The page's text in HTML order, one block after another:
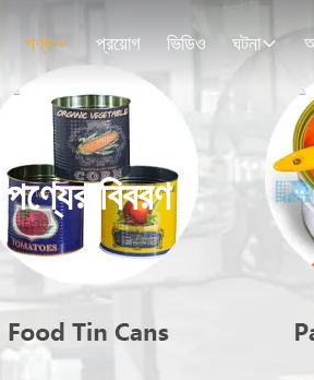
পণ্য প্রয়োগ ভিডিও ঘটনা
পণ্যের বিবরণ